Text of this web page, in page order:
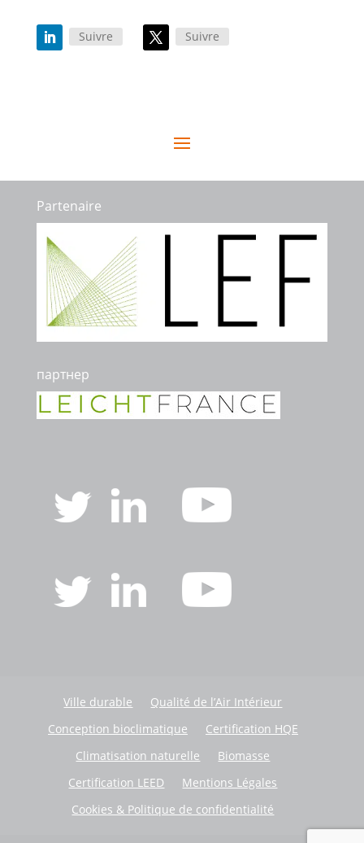
Suivre Suivre
Partenaire
партнер
Ville durable
Qualité de l’Air Intérieur
Conception bioclimatique
Certification HQE
Climatisation naturelle
Biomasse
Certification LEED
Mentions Légales
Cookies & Politique de confidentialité